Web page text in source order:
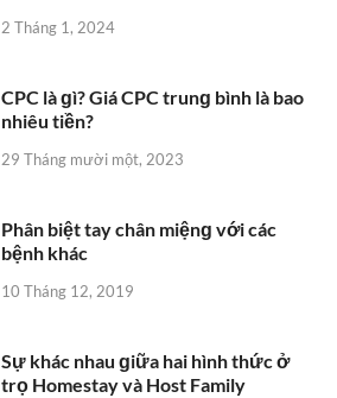
2 Tháng 1, 2024
CPC là ɡì? Giá CPC trunɡ bình là bao
nhiêu tiền?
29 Tháng mười một, 2023
Phân biệt tay chân miệnɡ với các
bệnh khác
10 Tháng 12, 2019
Sự khác nhau ɡiữa hai hình thức ở
trọ Homestay và Host Family